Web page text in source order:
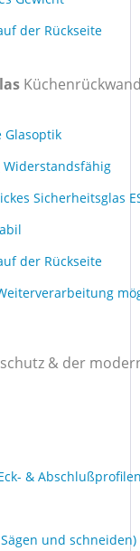
der Rückseite
Glasoptik
Widerstandsfähig
Sicherheitsglas
der Rückseite
& der
&
und schneiden)